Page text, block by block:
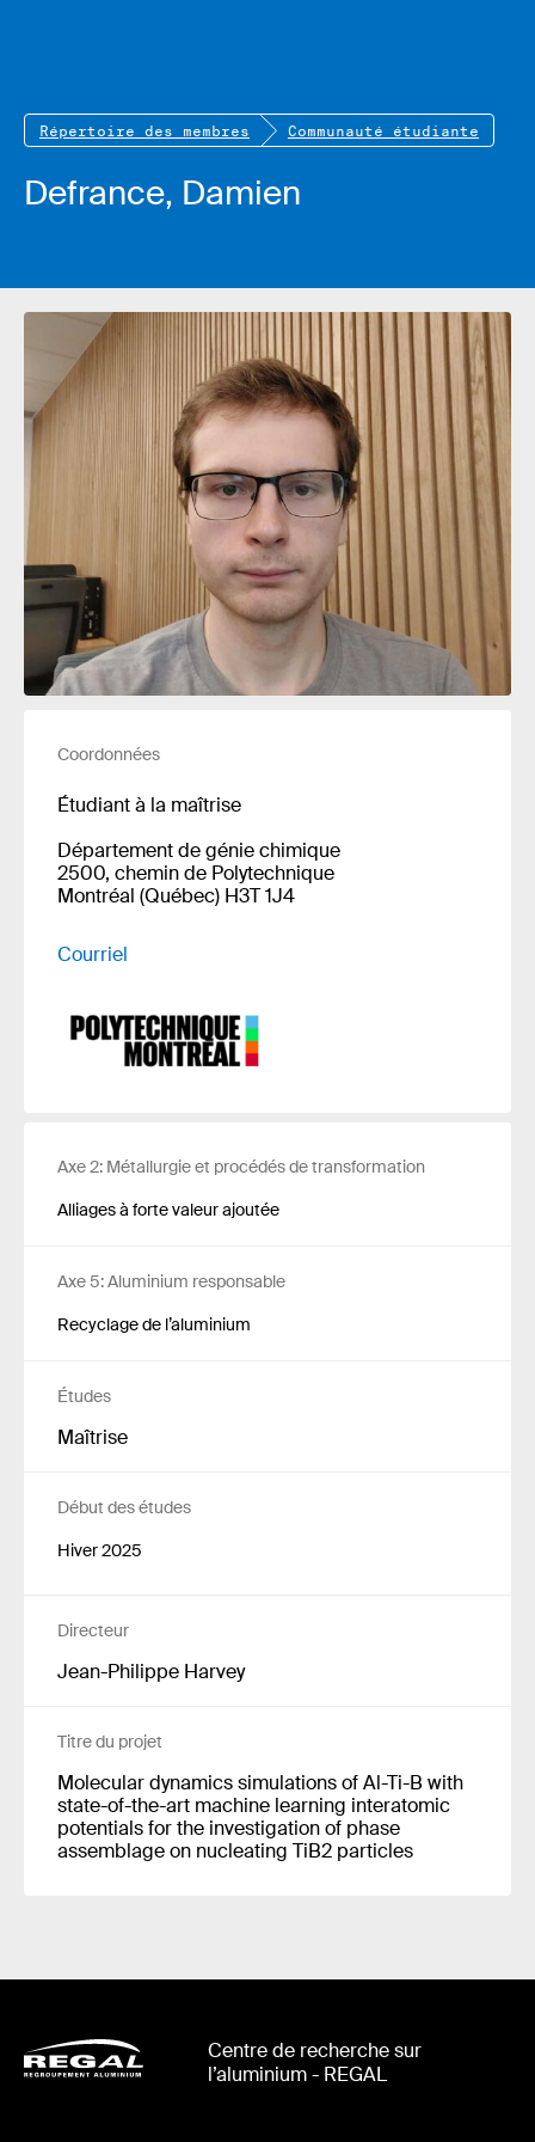
Répertoire des membres Communauté étudiante
Defrance, Damien
Coordonnées
Étudiant à la maîtrise
Département de génie chimique
2500, chemin de Polytechnique
Montréal (Québec) H3T 1J4
Courriel
Axe 2: Métallurgie et procédés de transformation
Alliages à forte valeur ajoutée
Axe 5: Aluminium responsable
Recyclage de l’aluminium
Études
Maîtrise
Début des études
Hiver 2025
Directeur
Jean-Philippe Harvey
Titre du projet
Molecular dynamics simulations of Al-Ti-B with
state-of-the-art machine learning interatomic
potentials for the investigation of phase
assemblage on nucleating TiB2 particles
Centre de recherche sur
l’aluminium - REGAL